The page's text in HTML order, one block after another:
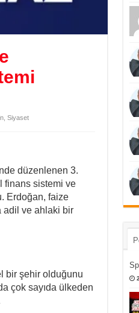
, Siyaset
düzenlenen 3.
finans sistemi ve
Erdoğan, faize
adil ve ahlaki bir
bir şehir olduğunu
çok sayıda ülkeden